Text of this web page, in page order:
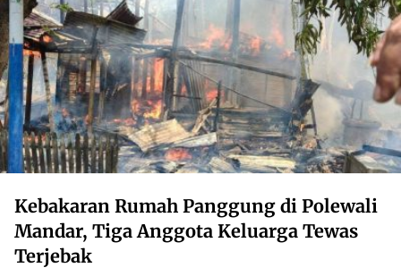
Kebakaran Rumah Panggung di Polewali
Mandar, Tiga Anggota Keluarga Tewas
Terjebak